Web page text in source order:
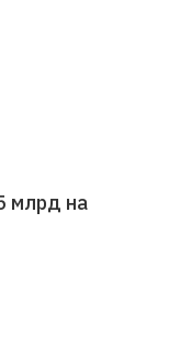
млрд на